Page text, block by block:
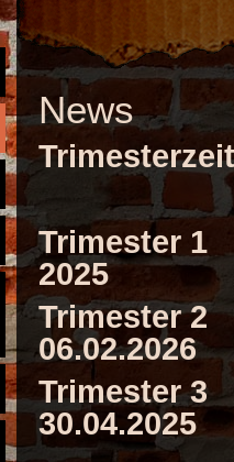
News
Trimester 1
2025
Trimester 2
06.02.2026
Trimester 3
30.04.2025